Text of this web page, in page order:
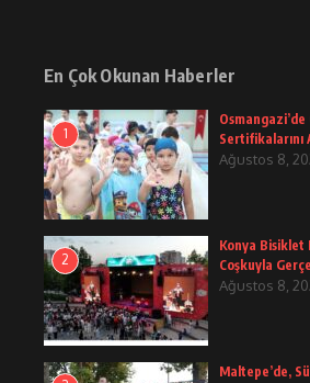
En Çok Okunan Haberler
1
Sertifikalarını
Ağustos 8,
2
Konya Bisiklet
Coşkuyla
Ağustos 8,
Maltepe’de,